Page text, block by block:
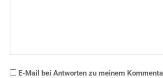
E-Mail bei Antworten zu meinem